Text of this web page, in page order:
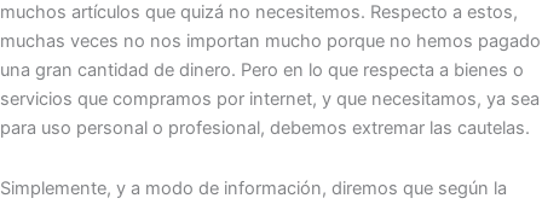
muchos artículos que quizá no necesitemos. Respecto a estos,
muchas veces no nos importan mucho porque no hemos pagado
una gran cantidad de dinero. Pero en lo que respecta a bienes o
servicios que compramos por internet, y que necesitamos, ya sea
para uso personal o profesional, debemos extremar las cautelas.
Simplemente, y a modo de información, diremos que según la